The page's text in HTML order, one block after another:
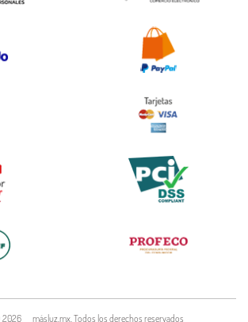
2026 másluz.mx. Todos los derechos reservados